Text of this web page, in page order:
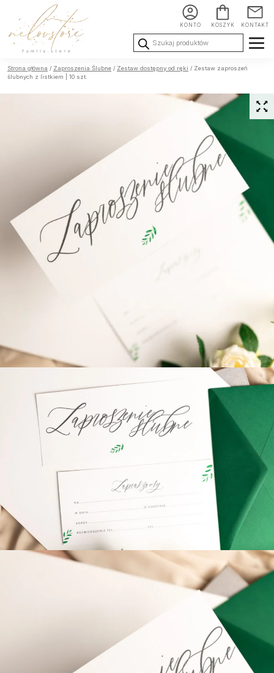
KONTO KOSZYK KONTAKT
Wyszukiwarka
produktów
Ślub i
Wesele
Chrzest i
Urodziny i
Strona główna / Zaproszenia Ślubne / Zestaw dostępny od ręki / Zestaw zaproszeń
ślubnych z listkiem | 10 szt.